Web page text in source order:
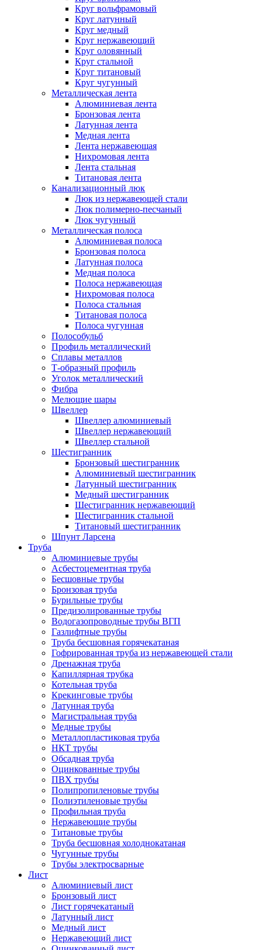
Круг вольфрамовый
Круг латунный
Круг медный
Круг нержавеющий
Круг оловянный
Круг стальной
Круг титановый
Круг чугунный
Металлическая лента
Алюминиевая лента
Бронзовая лента
Латунная лента
Медная лента
Лента нержавеющая
Нихромовая лента
Лента стальная
Титановая лента
Канализационный люк
Люк из нержавеющей стали
Люк полимерно-песчаный
Люк чугунный
Металлическая полоса
Алюминиевая полоса
Бронзовая полоса
Латунная полоса
Медная полоса
Полоса нержавеющая
Нихромовая полоса
Полоса стальная
Титановая полоса
Полоса чугунная
Полособульб
Профиль металлический
Сплавы металлов
Т-образный профиль
Уголок металлический
Фибра
Мелющие шары
Швеллер
Швеллер алюминиевый
Швеллер нержавеющий
Швеллер стальной
Шестигранник
Бронзовый шестигранник
Алюминиевый шестигранник
Латунный шестигранник
Медный шестигранник
Шестигранник нержавеющий
Шестигранник стальной
Титановый шестигранник
Шпунт Ларсена
Труба
Алюминиевые трубы
Асбестоцементная труба
Бесшовные трубы
Бронзовая труба
Бурильные трубы
Предизолированные трубы
Водогазопроводные трубы ВГП
Газлифтные трубы
Труба бесшовная горячекатаная
Гофрированная труба из нержавеющей стали
Дренажная труба
Капиллярная трубка
Котельная труба
Крекинговые трубы
Латунная труба
Магистральная труба
Медные трубы
Металлопластиковая труба
НКТ трубы
Обсадная труба
Оцинкованные трубы
ПВХ трубы
Полипропиленовые трубы
Полиэтиленовые трубы
Профильная труба
Нержавеющие трубы
Титановые трубы
Труба бесшовная холоднокатаная
Чугунные трубы
Трубы электросварные
Лист
Алюминиевый лист
Бронзовый лист
Лист горячекатаный
Латунный лист
Медный лист
Нержавеющий лист